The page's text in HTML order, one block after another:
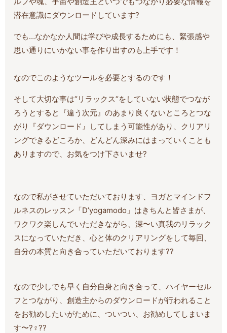
潜在意識にダウンロードしています?
でも…なかなか人間は学びや成長するためにも、緊張感や
思い通りにいかない事を作り出すのも上手です！
なのでこのようなツールを必要とするのです！
そして大切な事は“リラックス“をしていない状態でつなが
ろうとすると『違う次元』のあまり良くないところとつな
がり『ダウンロード』してしまう可能性があり、クリアリ
ングできるどころか、どんどん深みにはまっていくことも
ありますので、お気をつけ下さいませ?
なので私がさせていただいております、ヨガとマインドフ
ルネスのレッスン「D’yogamodo」はきちんと皆さまが、
ワクワク楽しんでいただきながら、深〜い真我のリラック
スになっていただき、心と体のクリアリングをして毎回、
自分の本質と向き合っていただいております??
なので少しでも早く自分自身と向き合って、ハイヤーセル
フとつながり、創造主からのダウンロードが行われること
をお勧めしたいがために、ついつい、お勧めしてしまいま
す〜?‍♀️??